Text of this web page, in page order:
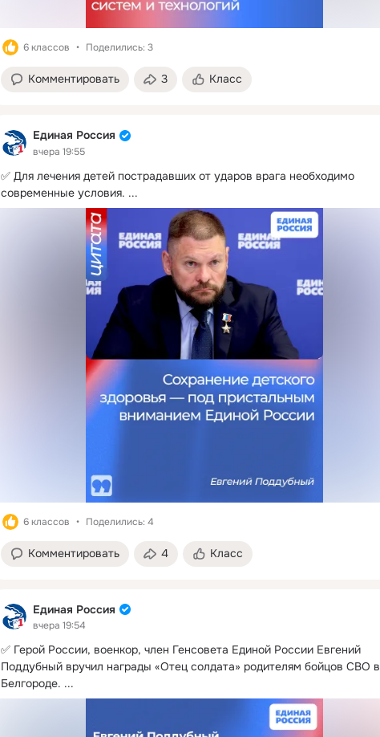
6 классов Поделились: 3
Комментировать 3 Класс
Единая Россия
вчера 19:55
✅ Для лечения детей пострадавших от ударов врага необходимо
современные условия. ...
6 классов Поделились: 4
Комментировать 4 Класс
Единая Россия
вчера 19:54
✅ Герой России, военкор, член Генсовета Единой России Евгений
Поддубный вручил награды «Отец солдата» родителям бойцов СВО в
Белгороде. ...